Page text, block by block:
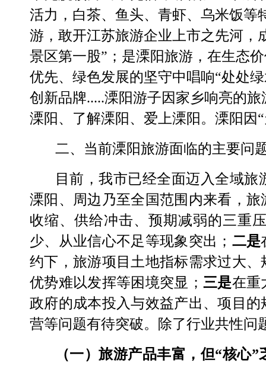
活力，白茶、鱼头、青虾、乌米饭等
游，敢开江苏旅游企业上市之先河，
景区第一股”；是溧阳旅游，在生态
优先、绿色发展的坚守中唱响“处处
创新品牌.....溧阳游子因家乡响亮的
溧阳、了解溧阳、爱上溧阳 。溧阳因
二、当前溧阳旅游面临的主要问
目前，我市已经全面迈入全域
溧阳、周边乃至全国范围内来看，
收缩、供给冲击、预期减弱的三重
少、从业信心不足等现象突出； 二是
约下，旅游项目 土地指标需求过大、
优势难以发挥等困境突显； 三是在重
政府的成本投入与效益产出、项目
营等问题有待突破。除了行业共性问
（一）旅游产品丰富，但“核心”